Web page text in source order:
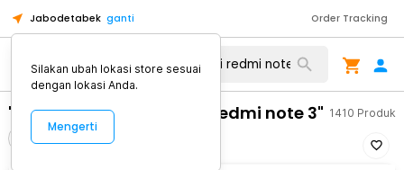
Jabodetabek ganti Order Tracking
"tempered glass xiaomi redmi note 3" 1410 Produk
Urutkan
Silakan ubah lokasi store sesuai
dengan lokasi Anda.
Mengerti